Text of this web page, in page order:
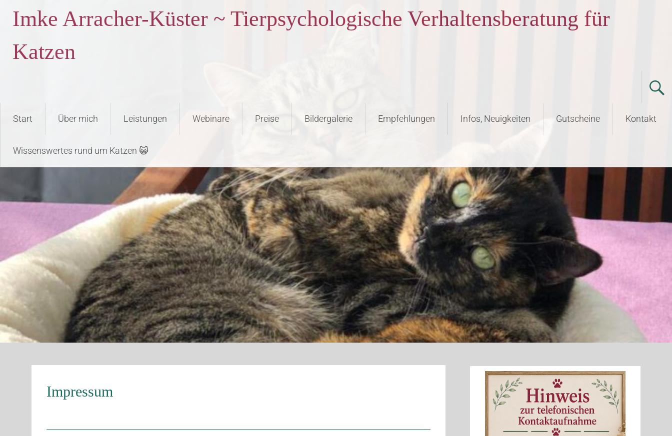
Imke Arracher-Küster ~ Tierpsychologische Verhaltensberatung für
Katzen
Start Über mich Leistungen Webinare Preise Bildergalerie Empfehlungen Infos, Neuigkeiten Gutscheine Kontakt
Wissenswertes rund um Katzen 😺
Impressum